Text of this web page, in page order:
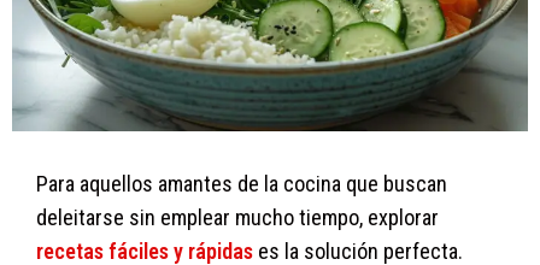
Para aquellos amantes de la cocina que buscan
deleitarse sin emplear mucho tiempo, explorar
recetas fáciles y rápidas es la solución perfecta.